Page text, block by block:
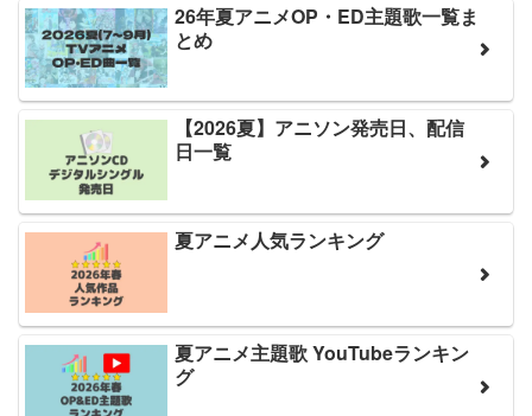
26年夏アニメOP・ED主題歌一覧ま
とめ
【2026夏】アニソン発売日、配信
日一覧
夏アニメ人気ランキング
夏アニメ主題歌 YouTubeランキン
グ